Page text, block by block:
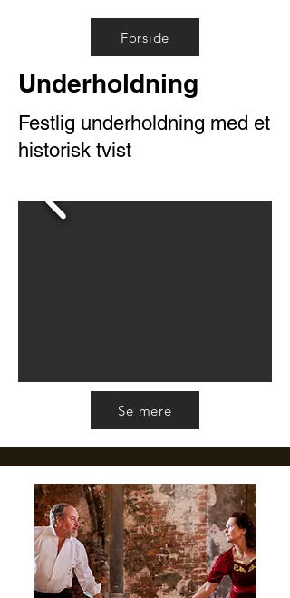
Forside
Underholdning
Festlig underholdning med et
historisk tvist
Se mere